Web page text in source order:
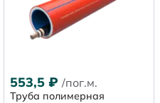
553,5 ₽ /пог.м.
Труба полимерная